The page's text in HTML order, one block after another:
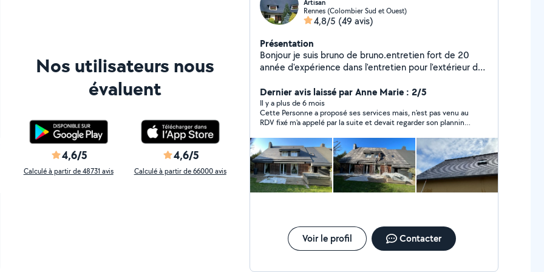
Nos utilisateurs nous
évaluent
4,6/5
Calculé à partir de 48731 avis
4,6/5
Calculé à partir de 66000 avis
Artisan
Rennes (Colombier Sud et Ouest)
4,8/5 (49 avis)
Présentation
Bonjour je suis bruno de bruno.entretien fort de 20
année d'expérience dans l'entretien pour l'extérieur de
adaptés pour des intervention simple et rapide en
toute sécurité Vous pouvez me contacter je serai ravi
d'intervenir chez vous cordialement Bruno de Bruno
Entretien
Dernier avis laissé par Anne Marie : 2/5
Il y a plus de 6 mois
Cette Personne a proposé ses services mais, n'est pas venu au
RDV fixé m'a appelé par la suite et devait regarder son planning
le dit franchement.
Voir le profil Contacter